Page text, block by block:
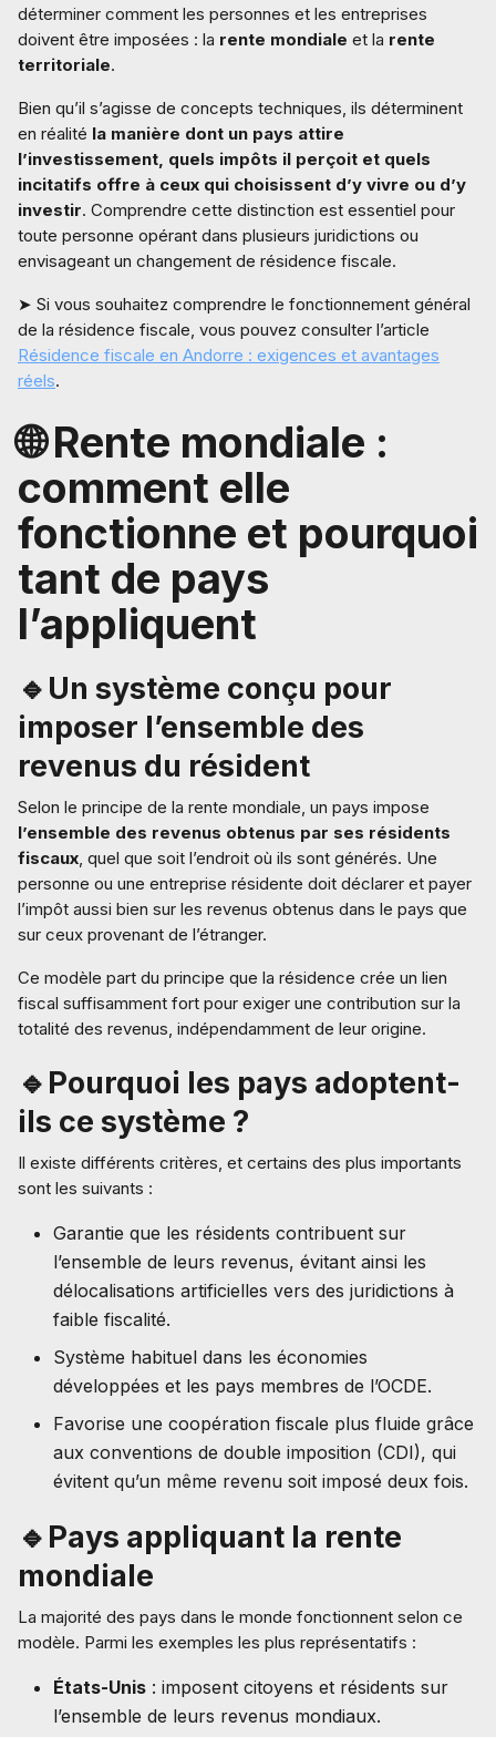
déterminer comment les personnes et les entreprises
doivent être imposées : la rente mondiale et la rente
territoriale.
Bien qu’il s’agisse de concepts techniques, ils déterminent
en réalité la manière dont un pays attire
l’investissement, quels impôts il perçoit et quels
incitatifs offre à ceux qui choisissent d’y vivre ou d’y
investir. Comprendre cette distinction est essentiel pour
toute personne opérant dans plusieurs juridictions ou
envisageant un changement de résidence fiscale.
➤ Si vous souhaitez comprendre le fonctionnement général
de la résidence fiscale, vous pouvez consulter l’article
Résidence fiscale en Andorre : exigences et avantages
réels.
🌐 Rente mondiale :
comment elle
fonctionne et pourquoi
tant de pays
l’appliquent
🔹Un système conçu pour
imposer l’ensemble des
revenus du résident
Selon le principe de la rente mondiale, un pays impose
l’ensemble des revenus obtenus par ses résidents
fiscaux, quel que soit l’endroit où ils sont générés. Une
personne ou une entreprise résidente doit déclarer et payer
l’impôt aussi bien sur les revenus obtenus dans le pays que
sur ceux provenant de l’étranger.
Ce modèle part du principe que la résidence crée un lien
fiscal suffisamment fort pour exiger une contribution sur la
totalité des revenus, indépendamment de leur origine.
🔹Pourquoi les pays adoptent-
ils ce système ?
Il existe différents critères, et certains des plus importants
sont les suivants :
Garantie que les résidents contribuent sur
l’ensemble de leurs revenus, évitant ainsi les
délocalisations artificielles vers des juridictions à
faible fiscalité.
Système habituel dans les économies
développées et les pays membres de l’OCDE.
Favorise une coopération fiscale plus fluide grâce
aux conventions de double imposition (CDI), qui
évitent qu’un même revenu soit imposé deux fois.
🔹Pays appliquant la rente
mondiale
La majorité des pays dans le monde fonctionnent selon ce
modèle. Parmi les exemples les plus représentatifs :
États-Unis : imposent citoyens et résidents sur
l’ensemble de leurs revenus mondiaux.